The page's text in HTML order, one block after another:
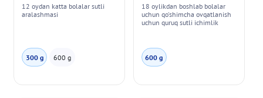
12 oydan katta bolalar sutli
aralashmasi
300 g 600 g
18 oylikdan boshlab bolalar
uchun qo'shimcha ovqatlanish
uchun quruq sutli ichimlik
600 g